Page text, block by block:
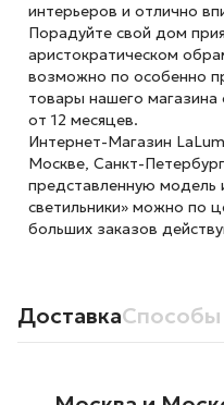
интерьеров и отлично
Порадуйте свой дом
аристократическом
возможно по особенно
товары нашего
от 12 месяцев.
Интернет-Магазин
Москве, Санкт-
представленную модель
светильники» можно по
больших заказов
Доставка